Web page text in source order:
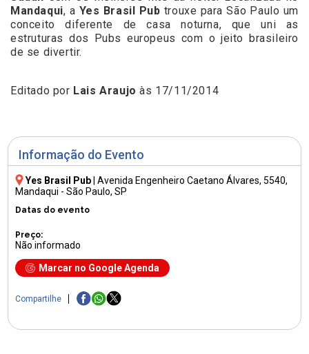
Informação do Evento
Yes Brasil Pub |Avenida Engenheiro Caetano Álvares, 5540,
Mandaqui - São Paulo, SP
Datas do evento
Preço:
Não informado
Marcar no Google Agenda
Compartilhe
Mandaqui, a Yes Brasil Pub trouxe para São Paulo um
conceito diferente de casa noturna, que uni as
estruturas dos Pubs europeus com o jeito brasileiro
de se divertir.
Editado por Lais Araujo às 17/11/2014